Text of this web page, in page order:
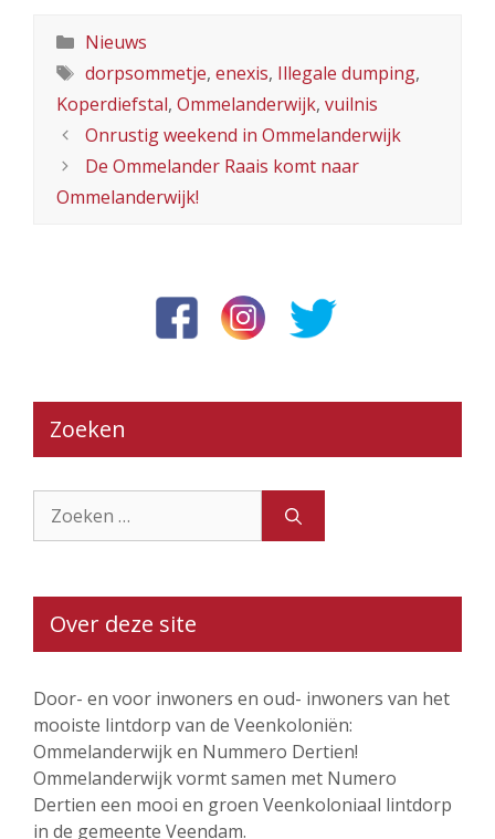
Categorieën
Nieuws
Tags
dorpsommetje, enexis, Illegale dumping,
Koperdiefstal, Ommelanderwijk, vuilnis
Onrustig weekend in Ommelanderwijk
De Ommelander Raais komt naar
Ommelanderwijk!
Zoeken
naar:
Over deze site
Door- en voor inwoners en oud- inwoners van het
mooiste lintdorp van de Veenkoloniën:
Ommelanderwijk en Nummero Dertien!
Ommelanderwijk vormt samen met Numero
Dertien een mooi en groen Veenkoloniaal lintdorp
in de gemeente Veendam.